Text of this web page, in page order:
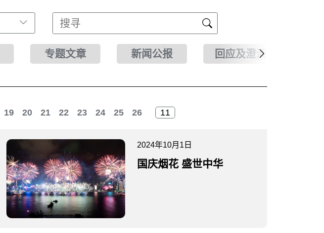
专题文章 新闻公报 回应及澄清
19 20 21 22 23 24 25 26
2024年10月1日
国庆烟花 盛世中华